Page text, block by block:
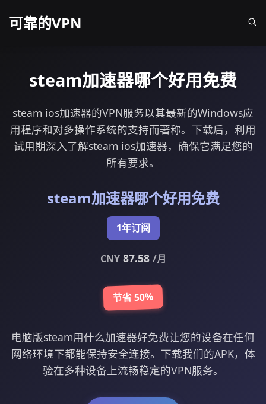
可靠的VPN
steam加速器哪个好用免费
steam ios加速器的VPN服务以其最新的Windows应
用程序和对多操作系统的支持而著称。下载后，利用
试用期深入了解steam ios加速器，确保它满足您的
所有要求。
steam加速器哪个好用免费
1年订阅
CNY87.58 /月
节省 50%
电脑版steam用什么加速器好免费让您的设备在任何
网络环境下都能保持安全连接。下载我们的APK，体
验在多种设备上流畅稳定的VPN服务。